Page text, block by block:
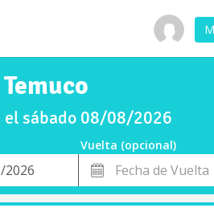
el sábado 08/08/2026
Vuelta (opcional)
Fecha
de
Vuelta